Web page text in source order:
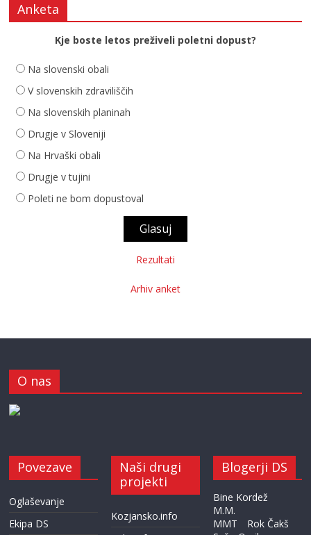
Anketa
Kje boste letos preživeli poletni dopust?
Na slovenski obali
V slovenskih zdraviliščih
Na slovenskih planinah
Drugje v Sloveniji
Na Hrvaški obali
Drugje v tujini
Poleti ne bom dopustoval
Rezultati
Arhiv anket
O nas
Povezave
Oglaševanje
Ekipa DS
Naši drugi
projekti
Kozjansko.info
Blogerji DS
Bine Kordež
M.M.
MMT
Rok Čakš